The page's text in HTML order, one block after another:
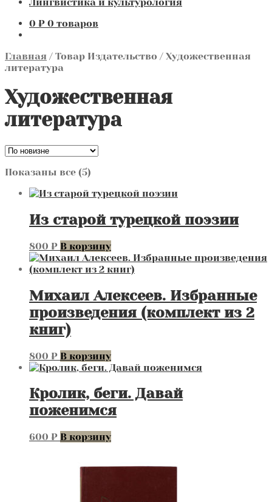
0 ₽ 0 товаров
Главная / Товар Издательство / Художественная
литература
Художественная
литература
Показаны все (5)
недавние
Из старой турецкой поэзии
800 ₽ В корзину
Михаил Алексеев. Избранные
произведения (комплект из 2
книг)
800 ₽ В корзину
Кролик, беги. Давай
поженимся
600 ₽ В корзину